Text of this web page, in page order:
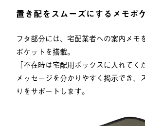
置き配をスムーズにするメモポ
フタ部分には、宅配業者への案内メモ
ポケットを搭載。
「不在時は宅配用ボックスに入れてく
メッセージを分かりやすく掲示でき、
りをサポートします。